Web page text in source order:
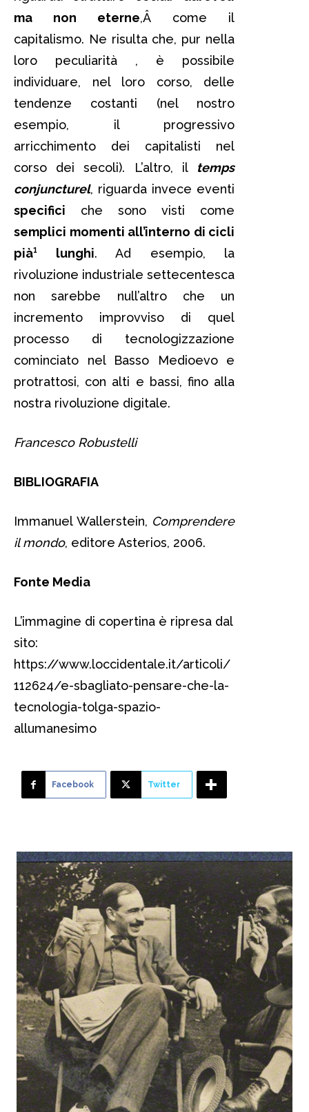
ma non eterne,Â come il
capitalismo. Ne risulta che, pur nella
loro peculiarità , è possibile
individuare, nel loro corso, delle
tendenze costanti (nel nostro
esempio, il progressivo
arricchimento dei capitalisti nel
corso dei secoli). L’altro, il temps
conjuncturel, riguarda invece eventi
specifici che sono visti come
semplici momenti all’interno di cicli
pià¹ lunghi. Ad esempio, la
rivoluzione industriale settecentesca
non sarebbe null’altro che un
incremento improvviso di quel
processo di tecnologizzazione
cominciato nel Basso Medioevo e
protrattosi, con alti e bassi, fino alla
nostra rivoluzione digitale.
Francesco Robustelli
BIBLIOGRAFIA
Immanuel Wallerstein, Comprendere
il mondo, editore Asterios, 2006.
Fonte Media
L’immagine di copertina è ripresa dal
sito:
https://www.loccidentale.it/articoli/
112624/e-sbagliato-pensare-che-la-
tecnologia-tolga-spazio-
allumanesimo
Facebook Twitter